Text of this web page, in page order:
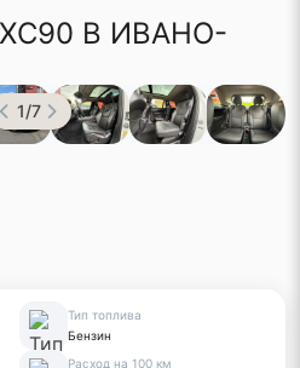
XС90 В ИВАНО-
1/7
Тип топлива
Бензин
Расход на 100 км